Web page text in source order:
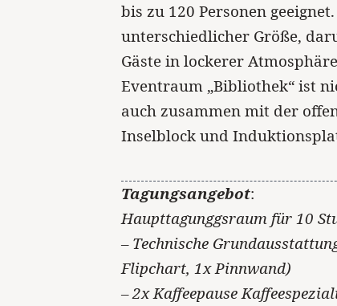
bis zu 120 Personen
unterschiedlicher Größe,
Gäste in lockerer
Eventraum „Bibliothek“ ist
auch zusammen mit der
Inselblock und
Tagungsangebot:
Haupttagunggsraum für 10
– Technische
Flipchart, 1x Pinnwand)
– 2x Kaffeepause